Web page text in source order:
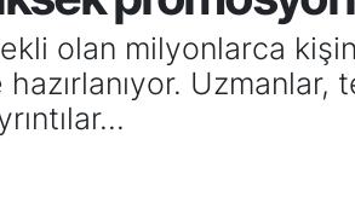
olan milyonlarca